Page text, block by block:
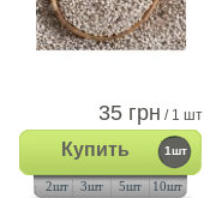
35 грн / 1 шт
Купить 1шт
2шт 3шт 5шт 10шт